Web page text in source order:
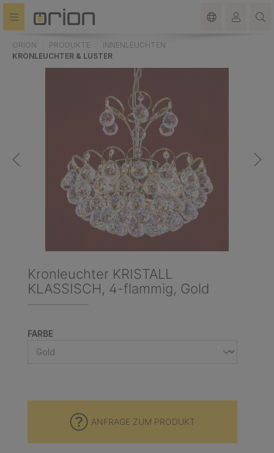
springen
ORION PRODUKTE
INNENLEUCHTEN
KRONLEUCHTER & LUSTER
Kronleuchter KRISTALL
KLASSISCH, 4-flammig, Gold
FARBEAUSWÄHLEN
ANFRAGE ZUM PRODUKT